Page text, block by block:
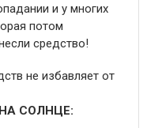
и у многих
потом
средство!
не избавляет от
СОЛНЦЕ: